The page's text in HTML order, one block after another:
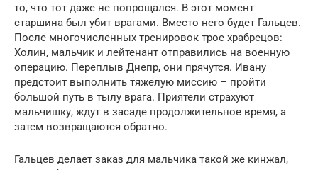
то, что тот даже не попрощался. В этот момент
старшина был убит врагами. Вместо него будет Гальцев.
После многочисленных тренировок трое храбрецов:
Холин, мальчик и лейтенант отправились на военную
операцию. Переплыв Днепр, они прячутся. Ивану
предстоит выполнить тяжелую миссию – пройти
большой путь в тылу врага. Приятели страхуют
мальчишку, ждут в засаде продолжительное время, а
затем возвращаются обратно.
Гальцев делает заказ для мальчика такой же кинжал,